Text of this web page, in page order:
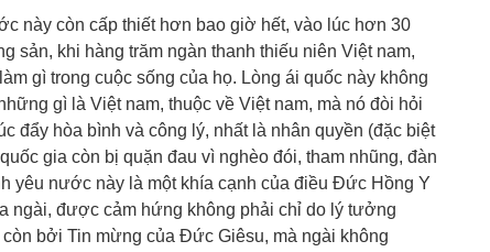
này còn cấp thiết hơn bao giờ hết, vào lúc hơn 30
sản, khi hàng trăm ngàn thanh thiếu niên Việt nam,
gì trong cuộc sống của họ. Lòng ái quốc này không
gì là Việt nam, thuộc về Việt nam, mà nó đòi hỏi
đẩy hòa bình và công lý, nhất là nhân quyền (đặc biệt
gia còn bị quặn đau vì nghèo đói, tham nhũng, đàn
yêu nước này là một khía cạnh của điều Đức Hồng Y
ngài, được cảm hứng không phải chỉ do lý tưởng
bởi Tin mừng của Đức Giêsu, mà ngài không